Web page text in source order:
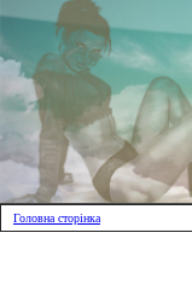
Головна сторінка